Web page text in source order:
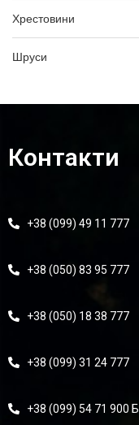
Хрестовини
Шруси
Контакти
+38 (099) 49 11 777
+38 (050) 83 95 777
+38 (050) 18 38 777
+38 (099) 31 24 777
+38 (099) 54 71 900